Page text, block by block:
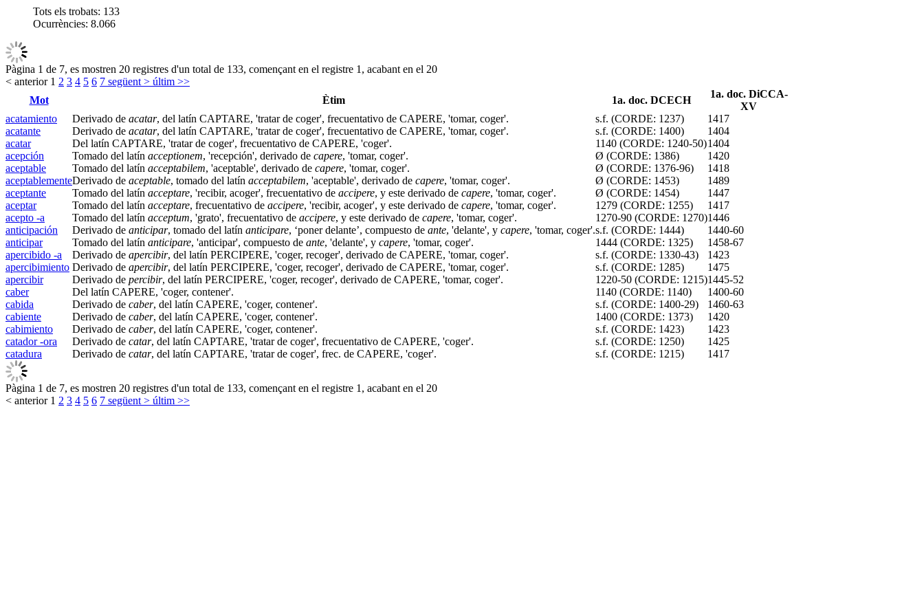
Tots els trobats: 133
Ocurrències: 8.066
Pàgina 1 de 7, es mostren 20 registres d'un total de 133, començant en el registre 1, acabant en el 20
< anterior 1 2 3 4 5 6 7 següent > últim >>
Mot
Ètim 1a. doc. DCECH
1a. doc. DiCCA-
XV
acatamiento
Derivado de acatar, del latín CAPTARE, 'tratar de coger', frecuentativo de CAPERE, 'tomar, coger'. s.f. (CORDE: 1237)
1417
acatante
Derivado de acatar, del latín CAPTARE, 'tratar de coger', frecuentativo de CAPERE, 'tomar, coger'. s.f. (CORDE: 1400)
1404
acatar
Del latín CAPTARE, 'tratar de coger', frecuentativo de CAPERE, 'coger'. 1140 (CORDE: 1240-50)1404
acepción
Tomado del latín acceptionem, 'recepción', derivado de capere, 'tomar, coger'. Ø (CORDE: 1386)
1420
aceptable
Tomado del latín acceptabilem, 'aceptable', derivado de capere, 'tomar, coger'. Ø (CORDE: 1376-96)
1418
aceptablementeDerivado de aceptable, tomado del latín acceptabilem, 'aceptable', derivado de capere, 'tomar, coger'. Ø (CORDE: 1453)
1489
aceptante
Tomado del latín acceptare, 'recibir, acoger', frecuentativo de accipere, y este derivado de capere, 'tomar, coger'. Ø (CORDE: 1454)
1447
aceptar
Tomado del latín acceptare, frecuentativo de accipere, 'recibir, acoger', y este derivado de capere, 'tomar, coger'. 1279 (CORDE: 1255)
1417
acepto -a
Tomado del latín acceptum, 'grato', frecuentativo de accipere, y este derivado de capere, 'tomar, coger'. 1270-90 (CORDE: 1270)1446
anticipación
Derivado de anticipar, tomado del latín anticipare, ‘poner delante’, compuesto de ante, 'delante', y capere, 'tomar, coger'.s.f. (CORDE: 1444)
1440-60
anticipar
Tomado del latín anticipare, 'anticipar', compuesto de ante, 'delante', y capere, 'tomar, coger'. 1444 (CORDE: 1325)
1458-67
apercibido -a
Derivado de apercibir, del latín PERCIPERE, 'coger, recoger', derivado de CAPERE, 'tomar, coger'. s.f. (CORDE: 1330-43)
1423
apercibimiento Derivado de apercibir, del latín PERCIPERE, 'coger, recoger', derivado de CAPERE, 'tomar, coger'. s.f. (CORDE: 1285)
1475
apercibir
Derivado de percibir, del latín PERCIPERE, 'coger, recoger', derivado de CAPERE, 'tomar, coger'. 1220-50 (CORDE: 1215)1445-52
caber
Del latín CAPERE, 'coger, contener'. 1140 (CORDE: 1140)
1400-60
cabida
Derivado de caber, del latín CAPERE, 'coger, contener'. s.f. (CORDE: 1400-29)
1460-63
cabiente
Derivado de caber, del latín CAPERE, 'coger, contener'. 1400 (CORDE: 1373)
1420
cabimiento
Derivado de caber, del latín CAPERE, 'coger, contener'. s.f. (CORDE: 1423)
1423
catador -ora
Derivado de catar, del latín CAPTARE, 'tratar de coger', frecuentativo de CAPERE, 'coger'. s.f. (CORDE: 1250)
1425
catadura
Derivado de catar, del latín CAPTARE, 'tratar de coger', frec. de CAPERE, 'coger'. s.f. (CORDE: 1215) 1417
Pàgina 1 de 7, es mostren 20 registres d'un total de 133, començant en el registre 1, acabant en el 20
< anterior 1 2 3 4 5 6 7 següent > últim >>